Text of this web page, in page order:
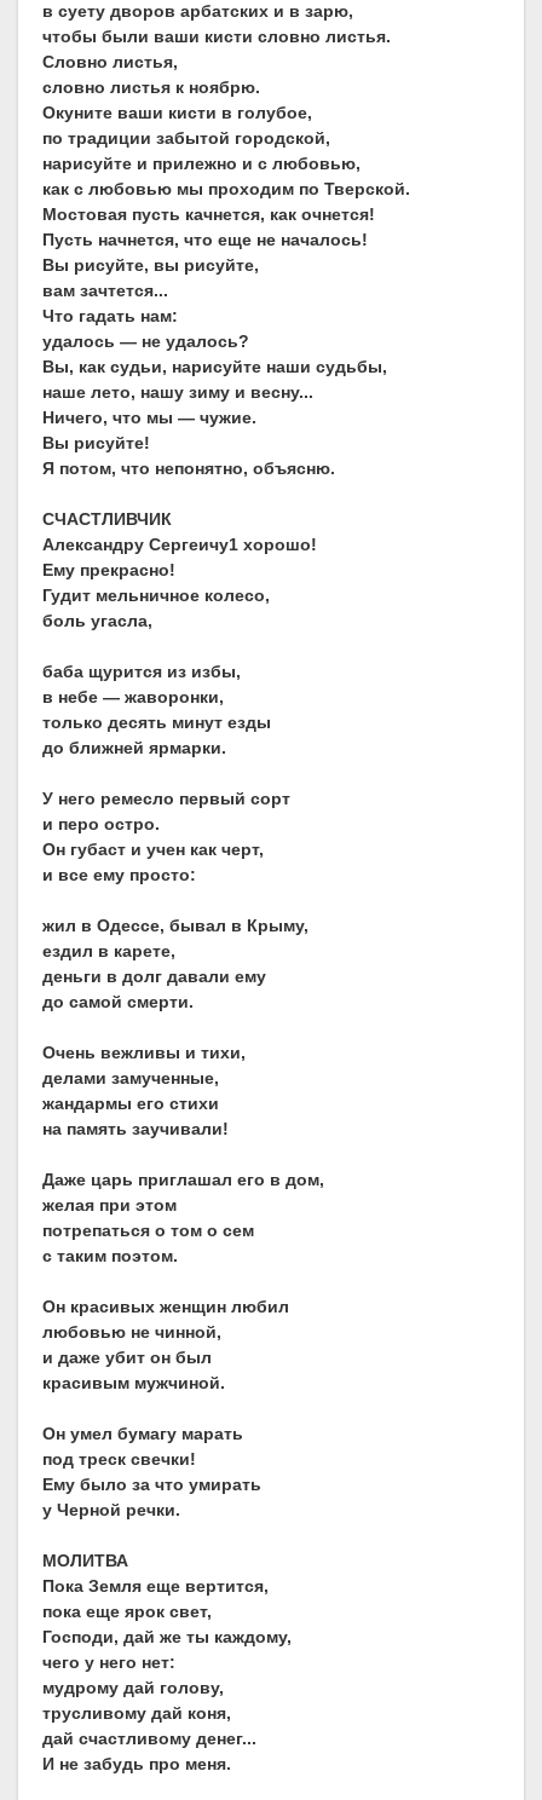
в суету дворов арбатских и в зарю,
чтобы были ваши кисти словно листья.
Словно листья,
словно листья к ноябрю.
Окуните ваши кисти в голубое,
по традиции забытой городской,
нарисуйте и прилежно и с любовью,
как с любовью мы проходим по Тверской.
Мостовая пусть качнется, как очнется!
Пусть начнется, что еще не началось!
Вы рисуйте, вы рисуйте,
вам зачтется...
Что гадать нам:
удалось — не удалось?
Вы, как судьи, нарисуйте наши судьбы,
наше лето, нашу зиму и весну...
Ничего, что мы — чужие.
Вы рисуйте!
Я потом, что непонятно, объясню.
СЧАСТЛИВЧИК
Александру Сергеичу1 хорошо!
Ему прекрасно!
Гудит мельничное колесо,
боль угасла,
баба щурится из избы,
в небе — жаворонки,
только десять минут езды
до ближней ярмарки.
У него ремесло первый сорт
и перо остро.
Он губаст и учен как черт,
и все ему просто:
жил в Одессе, бывал в Крыму,
ездил в карете,
деньги в долг давали ему
до самой смерти.
Очень вежливы и тихи,
делами замученные,
жандармы его стихи
на память заучивали!
Даже царь приглашал его в дом,
желая при этом
потрепаться о том о сем
с таким поэтом.
Он красивых женщин любил
любовью не чинной,
и даже убит он был
красивым мужчиной.
Он умел бумагу марать
под треск свечки!
Ему было за что умирать
у Черной речки.
МОЛИТВА
Пока Земля еще вертится,
пока еще ярок свет,
Господи, дай же ты каждому,
чего у него нет:
мудрому дай голову,
трусливому дай коня,
дай счастливому денег...
И не забудь про меня.